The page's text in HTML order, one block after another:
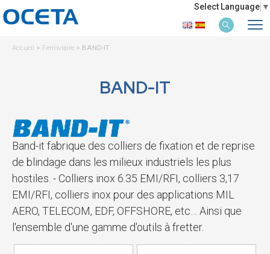
Select Language ▼
Accueil > Ferroviaire > BAND-IT
BAND-IT
Band-it fabrique des colliers de fixation et de reprise
de blindage dans les milieux industriels les plus
hostiles. - Colliers inox 6.35 EMI/RFI, colliers 3,17
EMI/RFI, colliers inox pour des applications MIL
AERO, TELECOM, EDF, OFFSHORE, etc… Ainsi que
l'ensemble d'une gamme d'outils à fretter.